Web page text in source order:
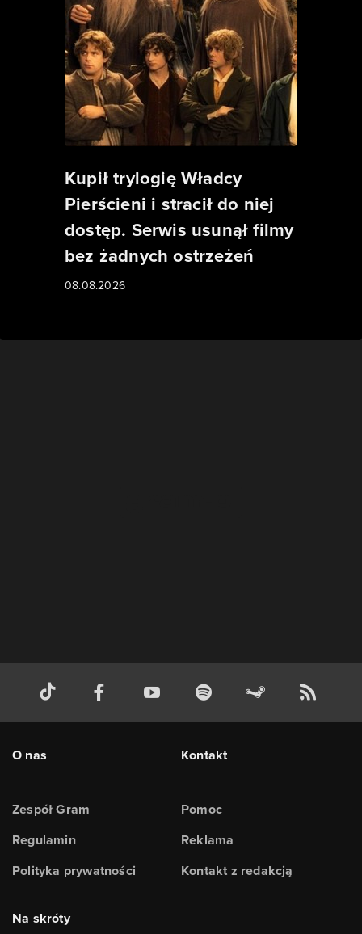
Kupił trylogię Władcy
Pierścieni i stracił do niej
dostęp. Serwis usunął filmy
bez żadnych ostrzeżeń
08.08.2026
O nas
Zespół Gram
Regulamin
Polityka prywatności
Kontakt
Pomoc
Reklama
Kontakt z redakcją
Na skróty